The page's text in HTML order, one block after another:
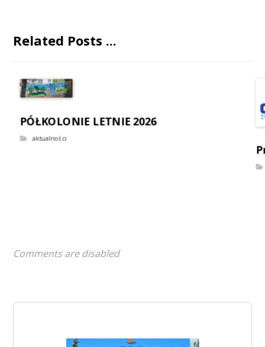
Related Posts ...
PÓŁKOLONIE LETNIE 2026
aktualności
Comments are disabled